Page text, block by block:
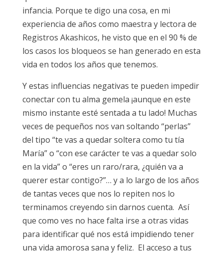
infancia. Porque te digo una cosa, en mi
experiencia de años como maestra y lectora de
Registros Akashicos, he visto que en el 90 % de
los casos los bloqueos se han generado en esta
vida en todos los años que tenemos.
Y estas influencias negativas te pueden impedir
conectar con tu alma gemela ¡aunque en este
mismo instante esté sentada a tu lado! Muchas
veces de pequeños nos van soltando “perlas”
del tipo “te vas a quedar soltera como tu tía
María” o “con ese carácter te vas a quedar solo
en la vida” o “eres un raro/rara, ¿quién va a
querer estar contigo?”… y a lo largo de los años
de tantas veces que nos lo repiten nos lo
terminamos creyendo sin darnos cuenta. Así
que como ves no hace falta irse a otras vidas
para identificar qué nos está impidiendo tener
una vida amorosa sana y feliz. El acceso a tus